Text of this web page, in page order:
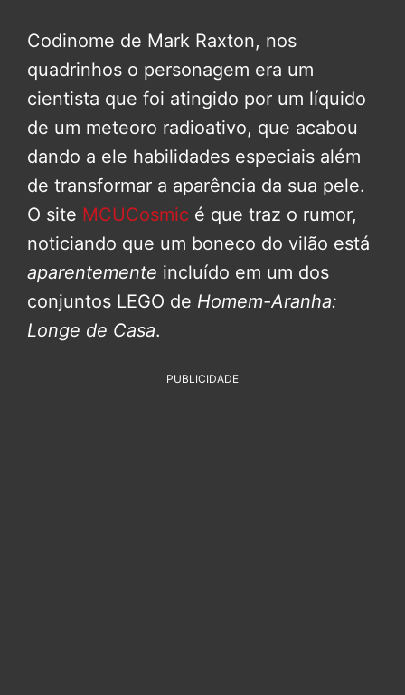
Codinome de Mark Raxton, nos
quadrinhos o personagem era um
cientista que foi atingido por um líquido
de um meteoro radioativo, que acabou
dando a ele habilidades especiais além
de transformar a aparência da sua pele.
O site MCUCosmic é que traz o rumor,
noticiando que um boneco do vilão está
aparentemente incluído em um dos
conjuntos LEGO de Homem-Aranha:
Longe de Casa.
PUBLICIDADE